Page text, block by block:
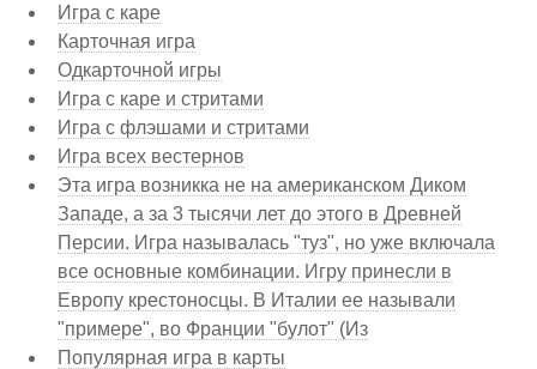
Игра с каре
Карточная игра
Одкарточной игры
Игра с каре и стритами
Игра с флэшами и стритами
Игра всех вестернов
Эта игра возникка не на американском Диком
Западе, а за 3 тысячи лет до этого в Древней
Персии. Игра называлась "туз", но уже включала
все основные комбинации. Игру принесли в
Европу крестоносцы. В Италии ее называли
"примере", во Франции "булот" (Из
Популярная игра в карты